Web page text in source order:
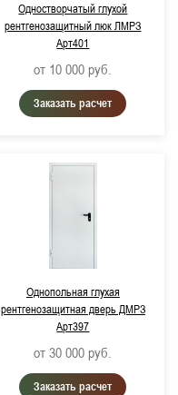
Одностворчатый глухой
рентгенозащитный люк ЛМРЗ
Арт401
от 10 000 руб.
Заказать расчет
Однопольная глухая
рентгенозащитная дверь ДМРЗ
Арт397
от 30 000 руб.
Заказать расчет